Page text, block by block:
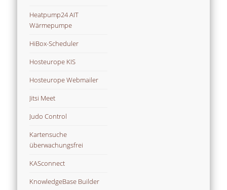
Heatpump24 AIT
Wärmepumpe
HiBox-Scheduler
Hosteurope KIS
Hosteurope Webmailer
Jitsi Meet
Judo Control
Kartensuche
überwachungsfrei
KASconnect
KnowledgeBase Builder